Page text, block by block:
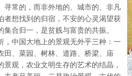
寻常的，而非外地的、城市的、非凡
者想找到的归宿，不安的心灵渴望获
合归一，是贫贱与富贵的共振。
，中国大地上的景观无外乎三种：一
田、菜园、树林、道路、桥梁、庙
景观，农业文明生存的艺术的结晶，